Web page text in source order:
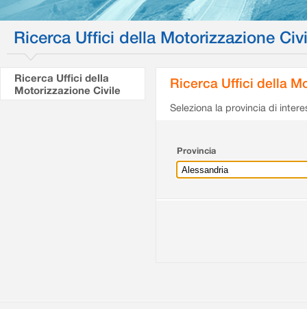
Ricerca Uffici della Motorizzazione
Ricerca Uffici della
Motorizzazione Civile
Ricerca Uffici della
Seleziona la provincia di
Provincia